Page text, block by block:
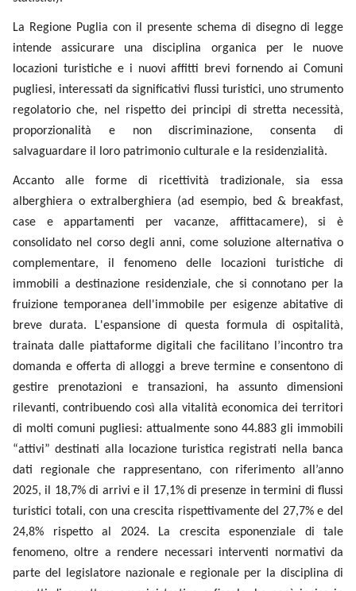
La Regione Puglia con il presente schema di disegno di legge
intende assicurare una disciplina organica per le nuove
locazioni turistiche e i nuovi affitti brevi fornendo ai Comuni
strumento regolatorio che, nel rispetto dei principi di stretta
necessità, proporzionalità e non discriminazione, consenta di
salvaguardare il loro patrimonio culturale e la residenzialità.
alberghiera o extralberghiera (ad esempio, bed & breakfast,
case e appartamenti per vacanze, affittacamere), si è
consolidato nel corso degli anni, come soluzione alternativa o
complementare, il fenomeno delle locazioni turistiche di
immobili a destinazione residenziale, che si connotano per la
fruizione temporanea dell'immobile per esigenze abitative di
breve durata. L'espansione di questa formula di ospitalità,
trainata dalle piattaforme digitali che facilitano l’incontro tra
domanda e offerta di alloggi a breve termine e consentono di
gestire prenotazioni e transazioni, ha assunto dimensioni
rilevanti, contribuendo così alla vitalità economica dei
territori di molti comuni pugliesi: attualmente sono 44.883
gli immobili “attivi” destinati alla locazione turistica
registrati nella banca dati regionale che rappresentano, con
riferimento all’anno 2025, il 18,7% di arrivi e il 17,1% di
presenze in termini di flussi turistici totali, con una crescita
rispettivamente del 27,7% e del 24,8% rispetto al 2024. La
crescita esponenziale di tale fenomeno, oltre a rendere
necessari interventi normativi da parte del legislatore
nazionale e regionale per la disciplina di aspetti di carattere
amministrativo e fiscale, ha però inciso in modo significativo
sulla struttura dell’offerta ricettiva, sulla disponibilità di